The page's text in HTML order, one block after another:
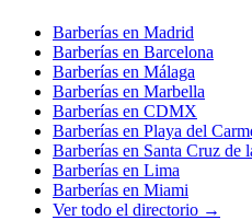
Barberías en Madrid
Barberías en Barcelona
Barberías en Málaga
Barberías en Marbella
Barberías en CDMX
Barberías en Playa del
Barberías en Santa Cruz de
Barberías en Lima
Barberías en Miami
Ver todo el directorio →